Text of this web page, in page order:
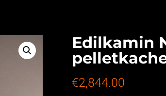
Edilkamin
€2,844.00